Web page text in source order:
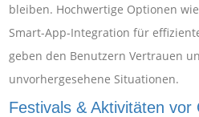
bleiben. Hochwertige Optionen
Smart-App-Integration für
geben den Benutzern Vertrauen
unvorhergesehene Situationen.
Festivals & Aktivitäten vor